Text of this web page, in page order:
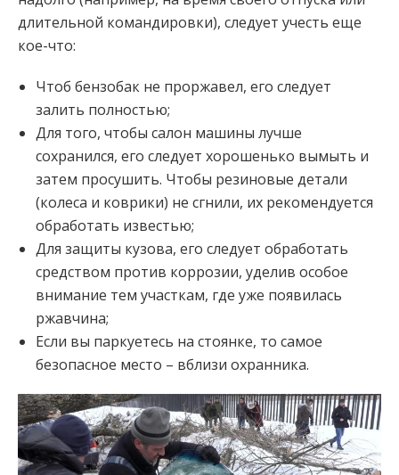
длительной командировки), следует учесть еще
кое-что:
Чтоб бензобак не проржавел, его следует
залить полностью;
Для того, чтобы салон машины лучше
сохранился, его следует хорошенько вымыть и
затем просушить. Чтобы резиновые детали
(колеса и коврики) не сгнили, их рекомендуется
обработать известью;
Для защиты кузова, его следует обработать
средством против коррозии, уделив особое
внимание тем участкам, где уже появилась
ржавчина;
Если вы паркуетесь на стоянке, то самое
безопасное место – вблизи охранника.